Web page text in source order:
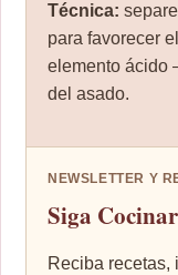
Técnica:
para favorecer
elemento
del asado.
NEWSLETTER Y
Siga
Reciba recetas,